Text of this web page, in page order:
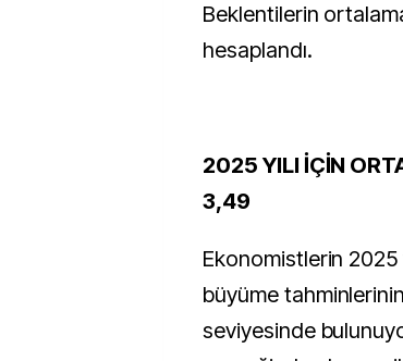
Beklentilerin
hesaplandı.
2025 YILI İÇİN
3,49
Ekonomistlerin 2025
büyüme
seviyesinde